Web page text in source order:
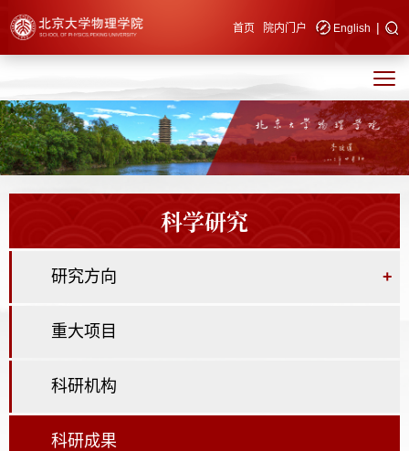
快速导航 首页 院内门户 English |
科学研究
研究方向 +
重大项目
科研机构
科研成果